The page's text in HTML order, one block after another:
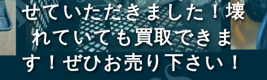
せていただきました！壊
れていても買取できま
す！ぜひお売り下さい！